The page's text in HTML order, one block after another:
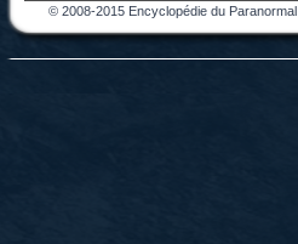
© 2008-2015 Encyclopédie du Paranormal